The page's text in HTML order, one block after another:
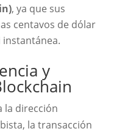
, ya que sus
centavos de dólar
instantánea.
y
la dirección
la transacción